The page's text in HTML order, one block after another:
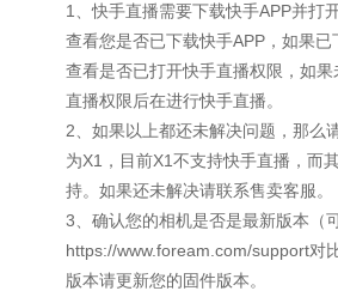
1、快手直播需要下载快手APP并打
查看您是否已下载快手APP，如果
查看是否已打开快手直播权限，如
直播权限后在进行快手直播。
2、如果以上都还未解决问题，那么
为X1，目前X1不支持快手直播，而
持。如果还未解决请联系售卖客服。
3、确认您的相机是否是最新版本（
https://www.foream.com/support对
版本请更新您的固件版本。